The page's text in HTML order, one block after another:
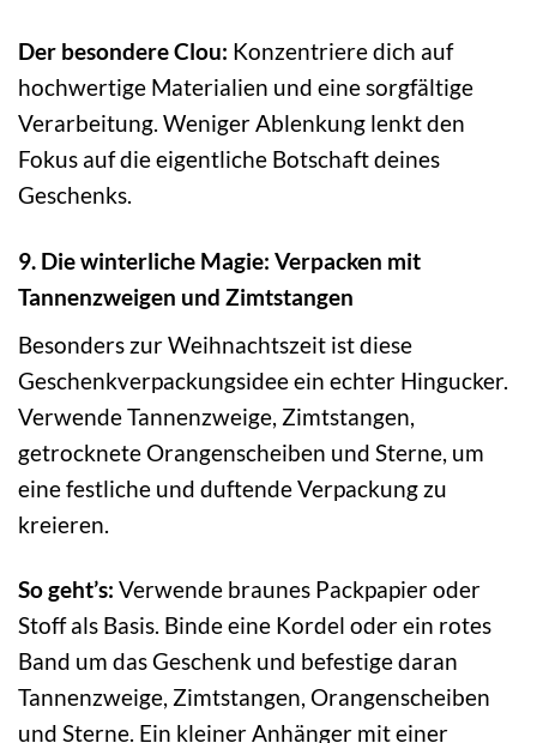
Der besondere Clou: Konzentriere dich auf
hochwertige Materialien und eine sorgfältige
Verarbeitung. Weniger Ablenkung lenkt den
Fokus auf die eigentliche Botschaft deines
Geschenks.
9. Die winterliche Magie: Verpacken mit
Tannenzweigen und Zimtstangen
Besonders zur Weihnachtszeit ist diese
Geschenkverpackungsidee ein echter Hingucker.
Verwende Tannenzweige, Zimtstangen,
getrocknete Orangenscheiben und Sterne, um
eine festliche und duftende Verpackung zu
kreieren.
So geht’s: Verwende braunes Packpapier oder
Stoff als Basis. Binde eine Kordel oder ein rotes
Band um das Geschenk und befestige daran
Tannenzweige, Zimtstangen, Orangenscheiben
und Sterne. Ein kleiner Anhänger mit einer